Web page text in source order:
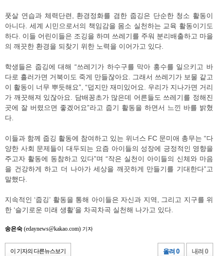
풋살 연습과 체력단련, 환경정화를 겸한 줍깅은 단순한 청소 활동이
아니다. 세계 시민으로서의 책임감을 몸소 실천하는 교육 활동이기도
하다. 이들 어린이들은 조깅을 하며 쓰레기를 주워 분리배출하고 마을
의 깨끗한 환경을 되찾기 위한 노력을 이어가고 있다.
학생들은 줍깅에 대해 “쓰레기가 하수구를 막아 홍수를 일으키고 바
다로 흘러가면 거북이도 죽게 만들잖아요. 그래서 쓰레기가 보물 같고
이 활동이 너무 뿌듯해요”, “덥지만 재미있어요. 우리가 지나가면 거리
가 깨끗해져 있잖아요. 담배꽁초가 많은데 어른들도 쓰레기를 정해진
곳에 잘 버렸으면 좋겠어요”라고 줍기 활동을 하면서 느낀 바를 밝혔
다.
이들과 함께 줍깅 활동에 참여하고 있는 위너스 FC 문미애 총무는 “다
양한 사회 문제들이 대두되는 요즘 아이들의 성장에 긍정적인 영향을
주고자 활동에 동참하고 있다”며 “작은 실천이 아이들의 신체와 마음
을 건강하게 하고 더 나아가 세상을 깨끗하게 만들기를 기대한다”고
말했다.
지속적인 ‘줍깅’ 활동을 통해 아이들은 자신과 지역, 그리고 지구를 위
한 ‘슬기로운 미래 생활’을 차곡차곡 실천해 나가고 있다.
송은숙 (edaynews@kakao.com) 기자
이 기자의 다른뉴스보기 올려 0 내려 0